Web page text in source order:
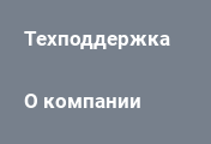
Техподдержка
О компании